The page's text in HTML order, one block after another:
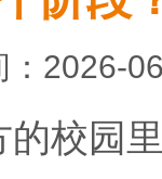
2026-
园里